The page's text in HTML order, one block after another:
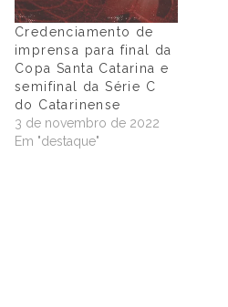
Credenciamento de
imprensa para final da
Copa Santa Catarina e
semifinal da Série C
do Catarinense
3 de novembro de 2022
Em "destaque"